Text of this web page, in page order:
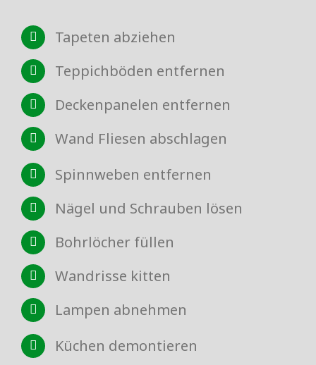
Tapeten abziehen
Teppichböden entfernen
Deckenpanelen entfernen
Wand Fliesen abschlagen
Spinnweben entfernen
Nägel und Schrauben lösen
Bohrlöcher füllen
Wandrisse kitten
Lampen abnehmen
Küchen demontieren